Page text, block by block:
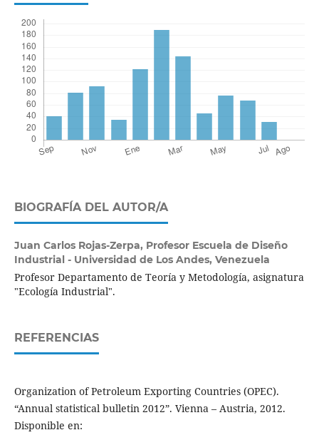
BIOGRAFÍA DEL AUTOR/A
Juan Carlos Rojas-Zerpa, Profesor Escuela de Diseño
Industrial - Universidad de Los Andes, Venezuela
Profesor Departamento de Teoría y Metodología, asignatura
"Ecología Industrial".
REFERENCIAS
Organization of Petroleum Exporting Countries (OPEC).
“Annual statistical bulletin 2012”. Vienna – Austria, 2012.
Disponible en: